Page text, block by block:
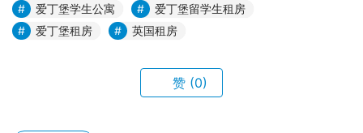
爱丁堡学生公寓
爱丁堡留学生租房
爱丁堡租房
英国租房
赞 (0)